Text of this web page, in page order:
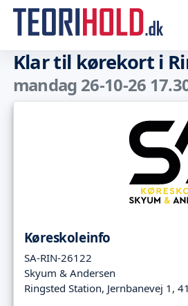
Klar til kørekort i
mandag 26-10-26
Køreskoleinfo
SA-RIN-26122
Skyum & Andersen
Ringsted Station, Jernbanevej 1,